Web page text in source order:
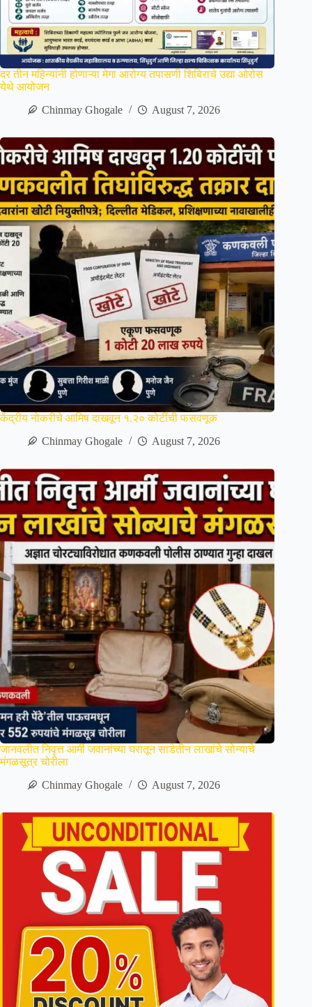
दर तीन महिन्यांनी होणाऱ्या मेगा आरोग्य तपासणी शिबिराचे उद्या ओरोस
येथे आयोजन
Chinmay Ghogale
August 7, 2026
केंद्रीय नोकरीचे आमिष दाखवून १.२० कोटींची फसवणूक
Chinmay Ghogale
August 7, 2026
जानवलीत निवृत्त आर्मी जवानांच्या घरातून साडेतीन लाखांचे सोन्याचे
मंगळसूत्र चोरीला
Chinmay Ghogale
August 7, 2026